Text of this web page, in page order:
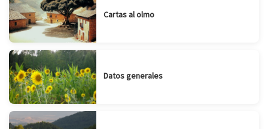
Cartas al olmo
Datos generales